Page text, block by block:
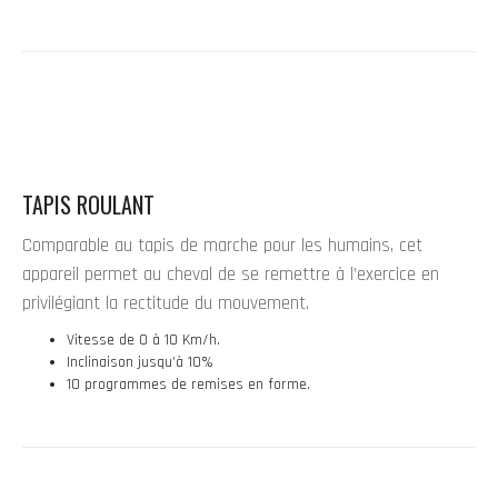
TAPIS ROULANT
Comparable au tapis de marche pour les humains, cet
appareil permet au cheval de se remettre à l’exercice en
privilégiant la rectitude du mouvement.
Vitesse de 0 à 10 Km/h.
Inclinaison jusqu’à 10%
10 programmes de remises en forme.